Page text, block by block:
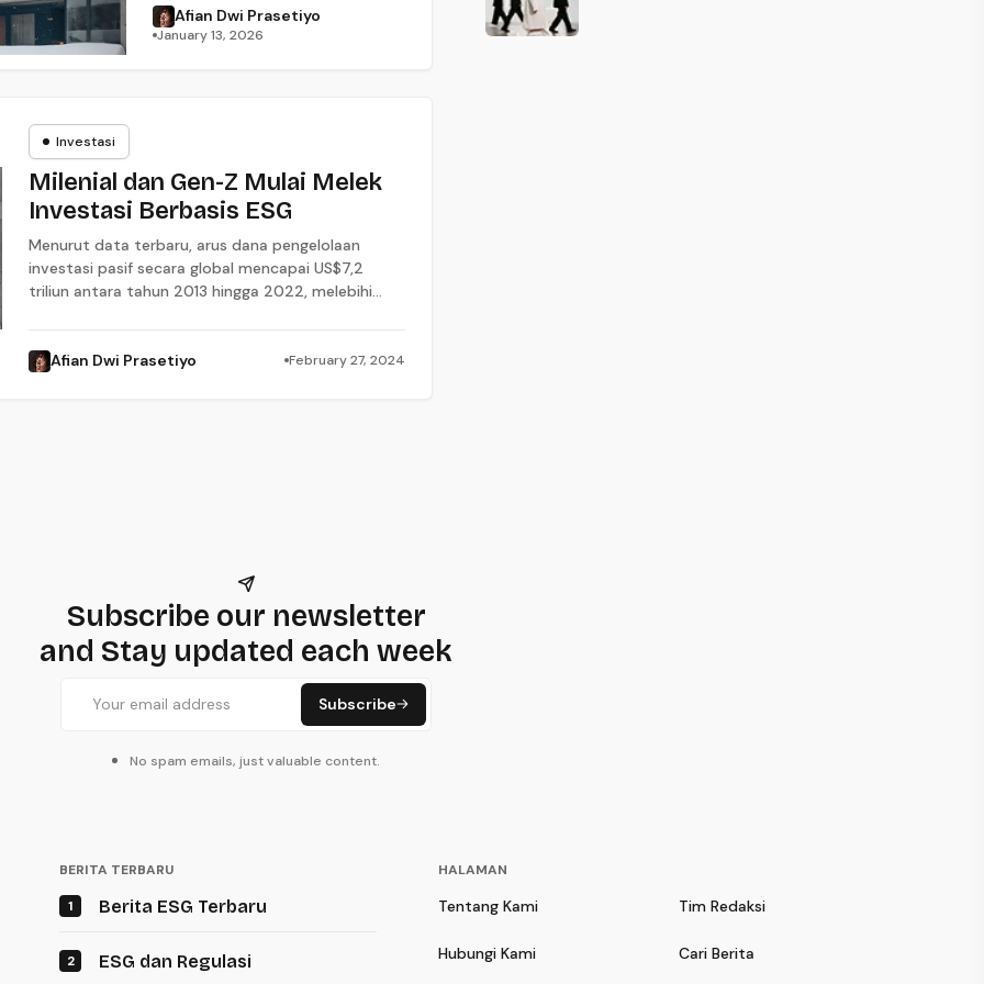
Afian Dwi Prasetiyo
January 13, 2026
Investasi
Investasi
Milenial dan Gen-Z Mulai Melek
Investasi Berbasis ESG
Menurut data terbaru, arus dana pengelolaan
investasi pasif secara global mencapai US$7,2
triliun antara tahun 2013 hingga 2022, melebihi
triliun.
Afian Dwi Prasetiyo
February 27, 2024
Subscribe our newsletter
and Stay updated each week
Subscribe
No spam emails, just valuable content.
BERITA TERBARU
1 Berita ESG Terbaru
2 ESG dan Regulasi
HALAMAN
Tentang Kami
Hubungi Kami
Tim Redaksi
Cari Berita